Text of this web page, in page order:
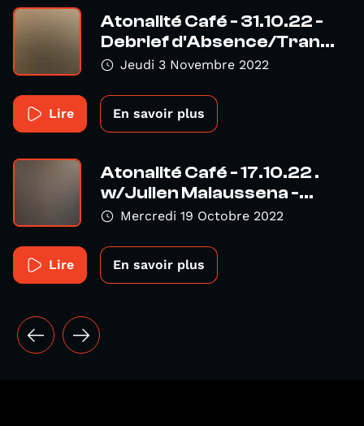
Atonalité Café - 31.10.22 -
Debrief d'Absence/Tran...
Jeudi 3 Novembre 2022
Lire En savoir plus
Atonalité Café - 17.10.22 .
w/Julien Malaussena -...
Mercredi 19 Octobre 2022
Lire En savoir plus